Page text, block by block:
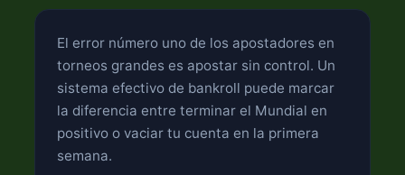
El error número uno de los apostadores en
torneos grandes es apostar sin control. Un
sistema efectivo de bankroll puede marcar
la diferencia entre terminar el Mundial en
positivo o vaciar tu cuenta en la primera
semana.